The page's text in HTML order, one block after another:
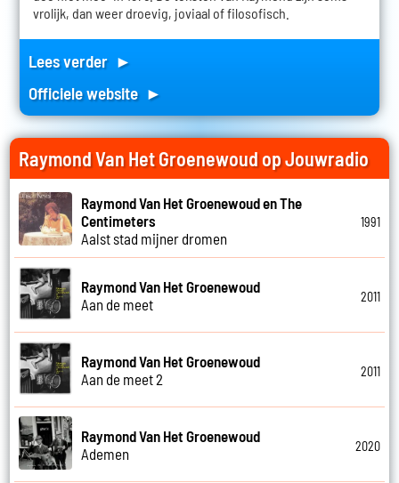
vrolijk, dan weer droevig, joviaal of filosofisch.
Lees verder ►
Officiele website ►
Raymond Van Het Groenewoud op Jouwradio
Raymond Van Het Groenewoud en The
Centimeters
Aalst stad mijner dromen
1991
Raymond Van Het Groenewoud
Aan de meet
2011
Raymond Van Het Groenewoud
Aan de meet 2
2011
Raymond Van Het Groenewoud
Ademen
2020